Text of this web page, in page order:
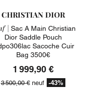
CHRISTIAN DIOR
| Sac A Main Christian
Dior Saddle Pouch
Sacoche Cuir
Bag 3500€
1 999,90 €
3 500,00 €neuf -43%